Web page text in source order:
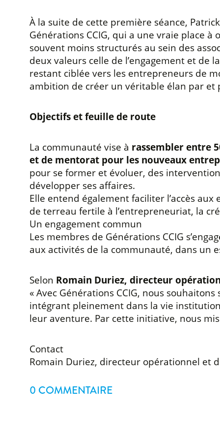
À la suite de cette première séance,
Générations CCIG, qui a une vraie place
souvent moins structurés au sein des
deux valeurs celle de l’engagement et
restant ciblée vers les entrepreneurs de
ambition de créer un véritable élan par et
Objectifs et feuille de route
La communauté vise à rassembler entre
et de mentorat pour les nouveaux
pour se former et évoluer, des
développer ses affaires.
Elle entend également faciliter l’accès
de terreau fertile à l’entrepreneuriat, la
Un engagement commun
Les membres de Générations CCIG
aux activités de la communauté, dans un
Selon Romain Duriez, directeur
« Avec Générations CCIG, nous
intégrant pleinement dans la vie
leur aventure. Par cette initiative, nous
Contact
Romain Duriez, directeur opérationnel et
0 COMMENTAIRE